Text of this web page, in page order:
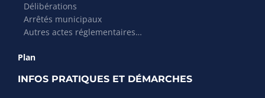
Délibérations
Arrêtés municipaux
Autres actes réglementaires…
Plan
INFOS PRATIQUES ET DÉMARCHES